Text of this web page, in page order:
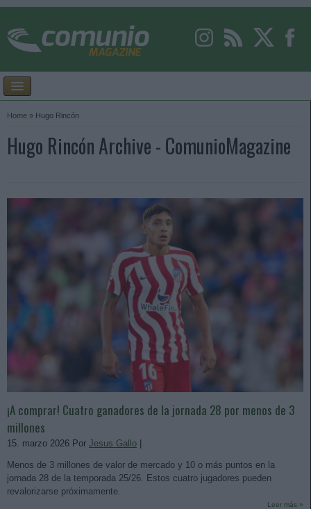
Home » Hugo Rincón
Hugo Rincón Archive - ComunioMagazine
¡A comprar! Cuatro ganadores de la jornada 28 por menos de 3
millones
15. marzo 2026 Por Jesus Gallo
Menos de 3 millones de valor de mercado y 10 o más puntos en la
jornada 28 de la temporada 25/26. Estos cuatro jugadores pueden
revalorizarse próximamente.
Leer más »